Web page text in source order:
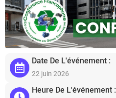
Date De L'événement :
22 juin 2026
Heure De L'événement :